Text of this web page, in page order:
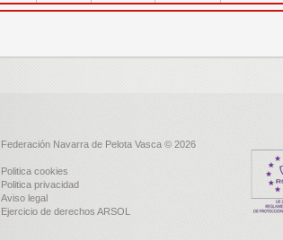
Federación Navarra de Pelota Vasca © 2026
Politica cookies
Politica privacidad
Aviso legal
Ejercicio de derechos ARSOL